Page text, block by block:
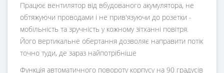
Працює вентилятор від вбудованого акумулятора, не
обтяжуючи проводами і не прив'язуючи до розетки -
мобільність та зручність у кожному зітханні повітря.
Його вертикальне обертання дозволяє направити потік
точно туди, де зараз найпотрібніше
Функція автоматичного повороту корпусу на 90 градусів